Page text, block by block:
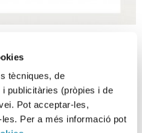
tècniques, de
publicitàries (pròpies i de
Pot acceptar-les,
Per a més informació pot
escola